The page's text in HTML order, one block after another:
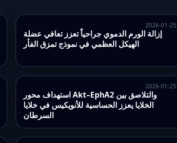
2026-01-25
إزالة الورم الدموي جراحياً تعزز تعافي عضلة
الهيكل العظمي في نموذج تمزق الفأر
2026-01-25
استهداف محور Akt–EphA2 والتلاصق بين
الخلايا يعزز الحساسية للأنويكيس في خلايا
السرطان